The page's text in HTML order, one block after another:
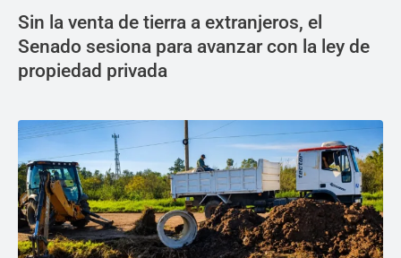
Sin la venta de tierra a extranjeros, el
Senado sesiona para avanzar con la ley de
propiedad privada